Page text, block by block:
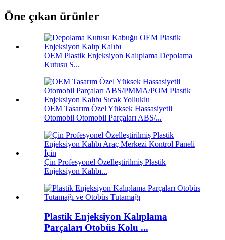
Öne çıkan ürünler
OEM Plastik Enjeksiyon Kalıplama Depolama
Kutusu S...
OEM Tasarım Özel Yüksek Hassasiyetli
Otomobil Otomobil Parçaları ABS/...
Çin Profesyonel Özelleştirilmiş Plastik
Enjeksiyon Kalıbı...
Plastik Enjeksiyon Kalıplama
Parçaları Otobüs Kolu ...